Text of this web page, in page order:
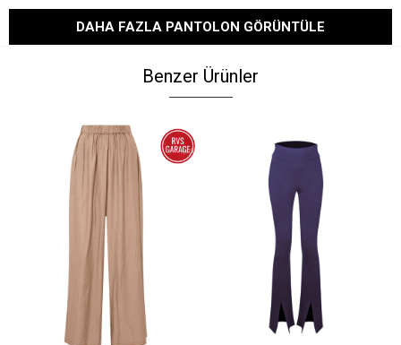
DAHA FAZLA PANTOLON GÖRÜNTÜLE
Benzer Ürünler